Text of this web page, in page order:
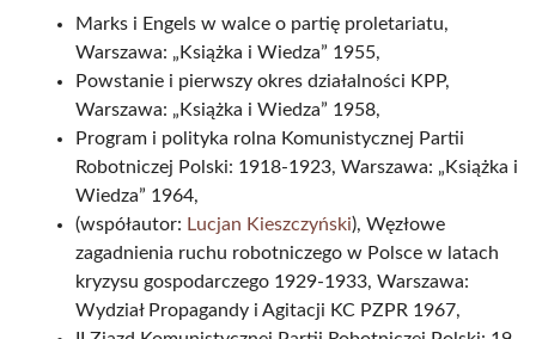
Marks i Engels w walce o partię proletariatu,
Warszawa: „Książka i Wiedza” 1955,
Powstanie i pierwszy okres działalności KPP,
Warszawa: „Książka i Wiedza” 1958,
Program i polityka rolna Komunistycznej Partii
Robotniczej Polski: 1918-1923, Warszawa: „Książka i
Wiedza” 1964,
(współautor: Lucjan Kieszczyński), Węzłowe
zagadnienia ruchu robotniczego w Polsce w latach
kryzysu gospodarczego 1929-1933, Warszawa:
Wydział Propagandy i Agitacji KC PZPR 1967,